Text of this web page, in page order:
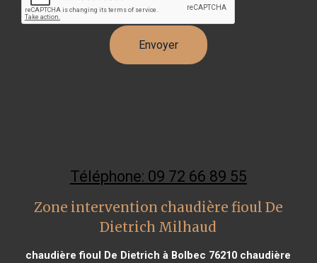
Téléphone: 09 72 66 89 55
Zone intervention chaudière fioul De
Dietrich Milhaud
chaudière fioul De Dietrich à Bolbec 76210 chaudière